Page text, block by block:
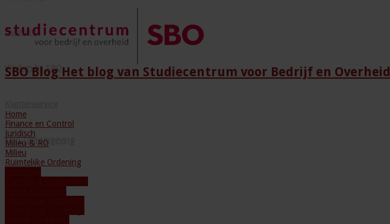
Over ons
Werken bij SBO
Mijn Leeromgeving
SBO Blog Het blog van Studiecentrum voor Bedrijf en Overheid
Home
Finance en Control
Juridisch
Milieu & RO
Milieu
Ruimtelijke Ordening